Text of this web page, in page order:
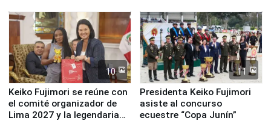
10
Keiko Fujimori se reúne con
el comité organizador de
Lima 2027 y la legendaria
11
Presidenta Keiko Fujimori
asiste al concurso
ecuestre “Copa Junín”